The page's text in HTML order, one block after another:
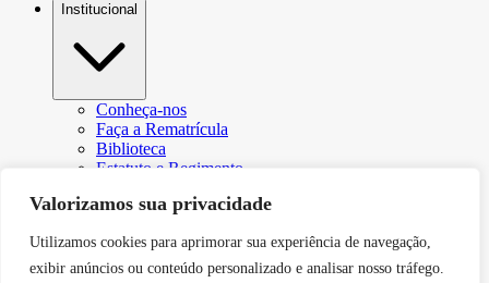
Valorizamos sua privacidade
Utilizamos cookies para aprimorar sua experiência de navegação,
exibir anúncios ou conteúdo personalizado e analisar nosso tráfego.
Institucional
Conheça-nos
Faça a Rematrícula
Biblioteca
Estatuto e Regimento
Resoluções e Portarias
Egressos
CPA – Comissão Própria de Avaliação